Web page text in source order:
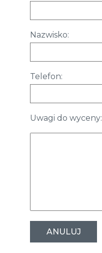
Nazwisko:
Telefon:
Uwagi do wyceny:
ANULUJ